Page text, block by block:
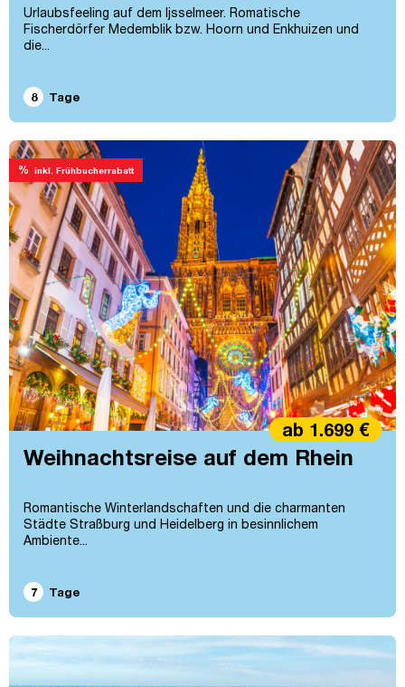
Urlaubsfeeling auf dem Ijsselmeer. Romatische
Fischerdörfer Medemblik bzw. Hoorn und Enkhuizen und
die...
8 Tage
% inkl. Frühbucherrabatt
Weihnachtsreise auf dem Rhein
Romantische Winterlandschaften und die charmanten
Städte Straßburg und Heidelberg in besinnlichem
Ambiente...
ab 1.699 €
7 Tage